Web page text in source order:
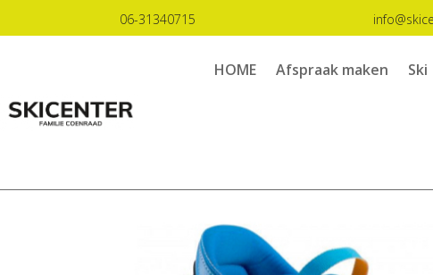
06-31340715
HOME Afspraak maken Ski